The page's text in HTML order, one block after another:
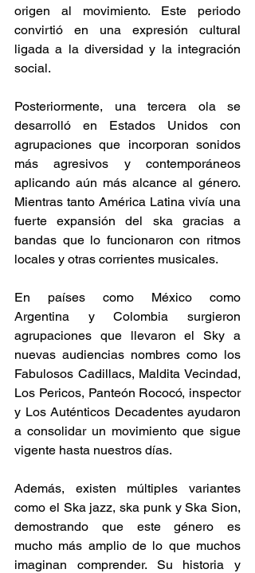
origen al movimiento. Este periodo
convirtió en una expresión cultural
ligada a la diversidad y la integración
social.
Posteriormente, una tercera ola se
desarrolló en Estados Unidos con
agrupaciones que incorporan sonidos
más agresivos y contemporáneos
aplicando aún más alcance al género.
Mientras tanto América Latina vivía una
fuerte expansión del ska gracias a
bandas que lo funcionaron con ritmos
locales y otras corrientes musicales.
En países como México como
Argentina y Colombia surgieron
agrupaciones que llevaron el Sky a
nuevas audiencias nombres como los
Fabulosos Cadillacs, Maldita Vecindad,
Los Pericos, Panteón Rococó, inspector
y Los Auténticos Decadentes ayudaron
a consolidar un movimiento que sigue
vigente hasta nuestros días.
Además, existen múltiples variantes
como el Ska jazz, ska punk y Ska Sion,
demostrando que este género es
mucho más amplio de lo que muchos
imaginan comprender. Su historia y